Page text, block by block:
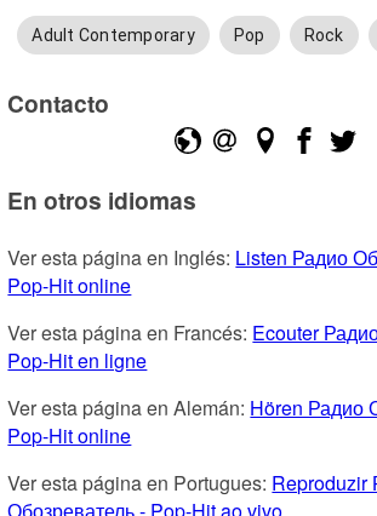
Adult Contemporary Pop Rock
Contacto
En otros idiomas
Ver esta página en Inglés: Listen Радио
Pop-Hit online
Ver esta página en Francés: Ecouter
Pop-Hit en ligne
Ver esta página en Alemán: Hören Радио
Pop-Hit online
Ver esta página en Portugues: Reproduzir
Обозреватель - Pop-Hit ao vivo